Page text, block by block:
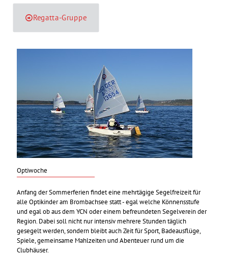
Regatta-Gruppe
Optiwoche
Anfang der Sommerferien findet eine mehrtägige Segelfreizeit für
alle Optikinder am Brombachsee statt - egal welche Könnensstufe
und egal ob aus dem YCN oder einem befreundeten Segelverein der
Region. Dabei soll nicht nur intensiv mehrere Stunden täglich
gesegelt werden, sondern bleibt auch Zeit für Sport, Badeausflüge,
Spiele, gemeinsame Mahlzeiten und Abenteuer rund um die
Clubhäuser.